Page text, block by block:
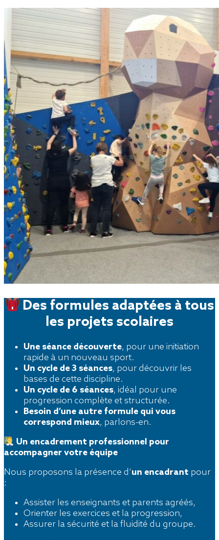
Des formules adaptées à tous
les projets scolaires
Une séance découverte, pour une initiation
rapide à un nouveau sport.
Un cycle de 3 séances, pour découvrir les
bases de cette discipline.
Un cycle de 6 séances, idéal pour une
progression complète et structurée.
Besoin d’une autre formule qui vous
correspond mieux, parlons-en.
Un encadrement professionnel pour
accompagner votre équipe
Nous proposons la présence d’un encadrant pour
:
Assister les enseignants et parents agréés,
Orienter les exercices et la progression,
Assurer la sécurité et la fluidité du groupe.